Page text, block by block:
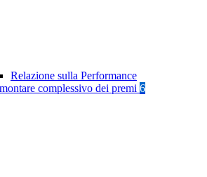
Relazione sulla Performance
complessivo dei premi 6